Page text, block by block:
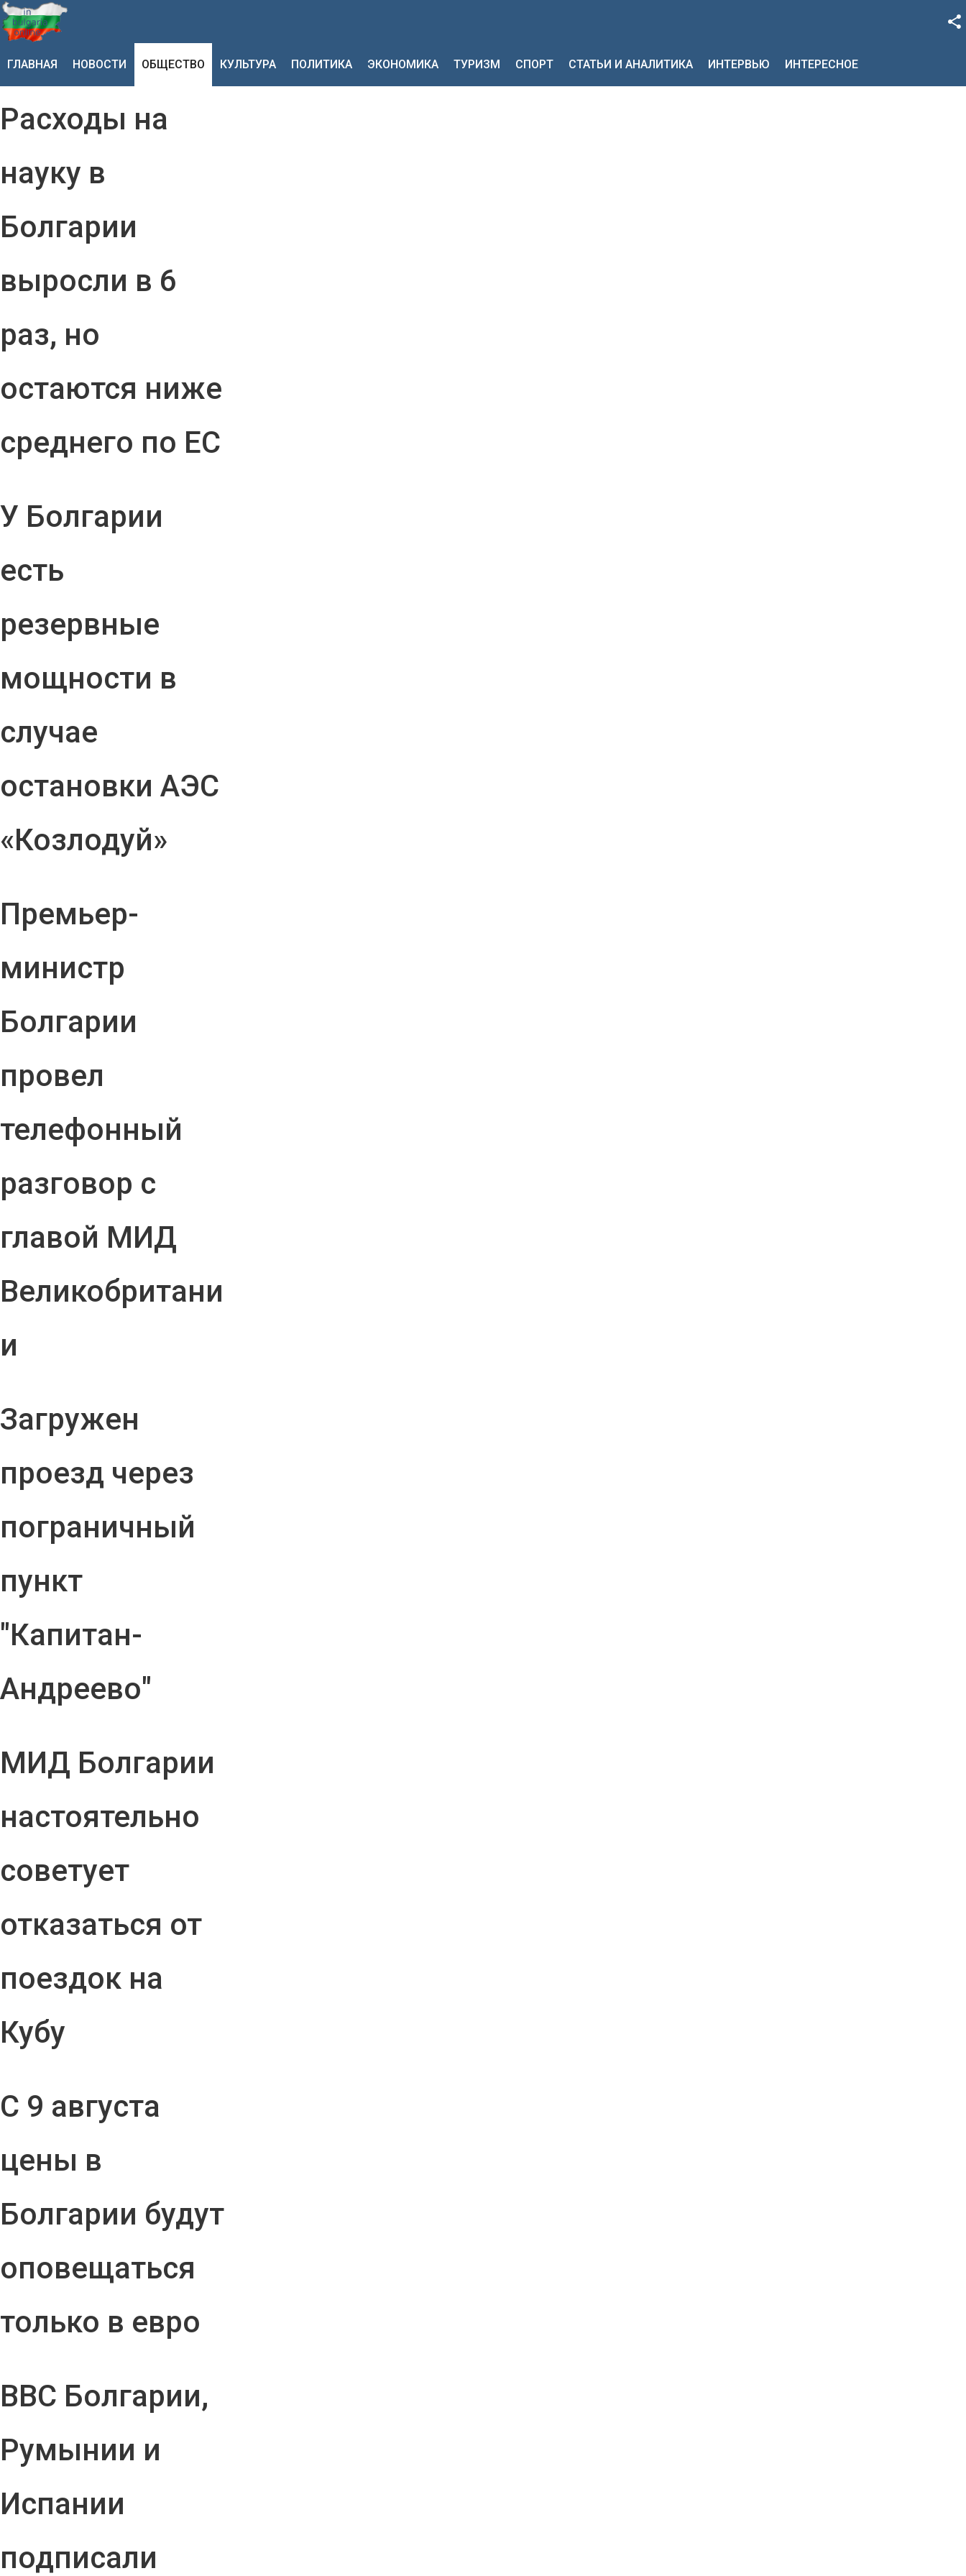
Google+
ГЛАВНАЯ НОВОСТИ ОБЩЕСТВО КУЛЬТУРА ПОЛИТИКА ЭКОНОМИКА ТУРИЗМ СПОРТ СТАТЬИ И АНАЛИТИКА ИНТЕРВЬЮ ИНТЕРЕСНОЕ
Расходы на
науку в
Болгарии
выросли в 6
раз, но
остаются ниже
среднего по ЕС
У Болгарии
есть
резервные
мощности в
случае
остановки АЭС
«Козлодуй»
Премьер-
министр
Болгарии
провел
телефонный
разговор с
главой МИД
Великобритани
и
Загружен
проезд через
пограничный
пункт
"Капитан-
Андреево"
МИД Болгарии
настоятельно
советует
отказаться от
поездок на
Кубу
С 9 августа
цены в
Болгарии будут
оповещаться
только в евро
ВВС Болгарии,
Румынии и
Испании
подписали